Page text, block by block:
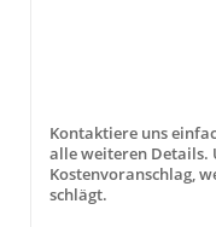
Kontaktiere uns
alle weiteren Details.
Kostenvoranschlag,
schlägt.